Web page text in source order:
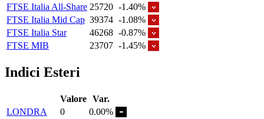
FTSE Italia All-Share 25720 -1.40%
FTSE Italia Mid Cap 39374 -1.08%
FTSE Italia Star
46268 -0.87%
FTSE MIB
23707 -1.45%
Indici Esteri
Valore Var.
LONDRA
0
0.00%